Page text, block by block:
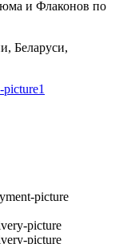
и Флаконов по
Беларуси,